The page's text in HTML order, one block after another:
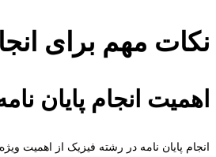
نکات مهم برای
اهمیت انجام پایان
انجام پایان نامه در رشته فیزیک از اهمیت